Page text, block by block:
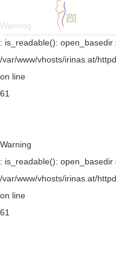
Warning
: is_readable():
/var/www/vhosts/irinas.at/
on line
61
Warning
: is_readable():
/var/www/vhosts/irinas.at/
on line
61